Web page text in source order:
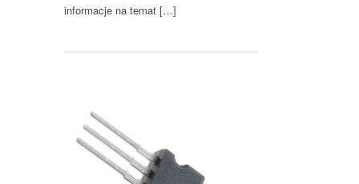
informacje na temat […]